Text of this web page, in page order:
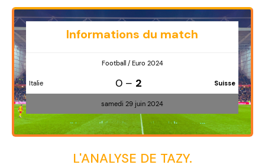
Informations du match
Football / Euro 2024
Italie 0 – 2 Suisse
samedi 29 juin 2024
L'ANALYSE DE TAZY.